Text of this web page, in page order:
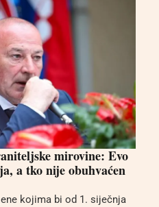
mirovine: Evo
a tko nije obuhvaćen
kojima bi od 1. siječnja